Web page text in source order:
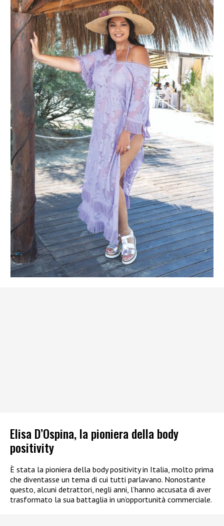
Elisa D’Ospina, la pioniera della body
positivity
È stata la pioniera della body positivity in Italia, molto prima
che diventasse un tema di cui tutti parlavano. Nonostante
questo, alcuni detrattori, negli anni, l’hanno accusata di aver
trasformato la sua battaglia in un’opportunità commerciale.